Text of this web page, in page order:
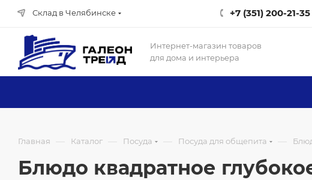
Склад в Челябинске +7 (351) 200-21-35
Интернет-магазин товаров
для дома и интерьера
Главная — Каталог — Посуда — Посуда для общепита —
Блюдо квадратное